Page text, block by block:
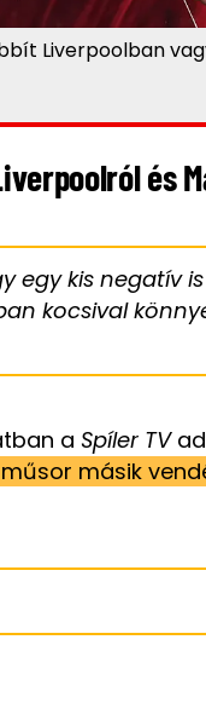
Liverpoolban
és
egy kis negatív
kocsival
a Spíler TV
másik